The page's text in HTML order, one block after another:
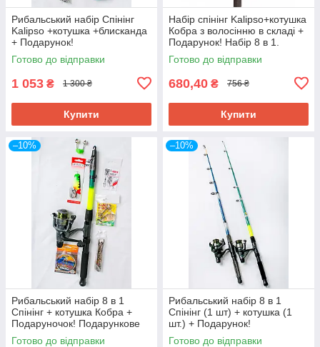
Рибальський набір Спінінг
Kalipso +котушка +блисканда
+ Подарунок!
Готово до відправки
1 053 ₴ 1 300 ₴
Купити
Набір спінінг Kalipso+котушка
Кобра з волосінню в складі +
Подарунок! Набір 8 в 1.
Подарункове паковання!
Готово до відправки
680,40 ₴ 756 ₴
Купити
–10%
Рибальський набір 8 в 1
Спінінг + котушка Кобра +
Подаруночок! Подарункове
паковання!
Готово до відправки
–10%
Рибальський набір 8 в 1
Спінінг (1 шт) + котушка (1
шт.) + Подарунок!
Подарункове паковання!
Готово до відправки